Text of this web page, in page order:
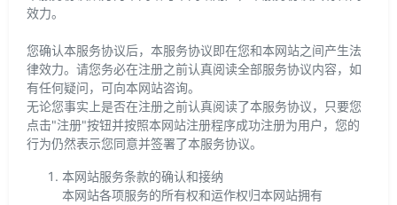
效力。
您确认本服务协议后，本服务协议即在您和本网站之间产生法
律效力。请您务必在注册之前认真阅读全部服务协议内容，如
有任何疑问，可向本网站咨询。
无论您事实上是否在注册之前认真阅读了本服务协议，只要您
点击"注册"按钮并按照本网站注册程序成功注册为用户，您的
行为仍然表示您同意并签署了本服务协议。
本网站服务条款的确认和接纳
本网站各项服务的所有权和运作权归本网站拥有